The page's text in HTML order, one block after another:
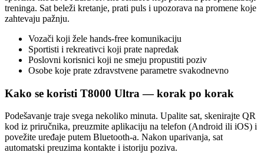
treninga. Sat beleži kretanje, prati puls i upozorava na promene koje
zahtevaju pažnju.
Vozači koji žele hands-free komunikaciju
Sportisti i rekreativci koji prate napredak
Poslovni korisnici koji ne smeju propustiti poziv
Osobe koje prate zdravstvene parametre svakodnevno
Kako se koristi T8000 Ultra — korak po korak
Podešavanje traje svega nekoliko minuta. Upalite sat, skenirajte QR
kod iz priručnika, preuzmite aplikaciju na telefon (Android ili iOS) i
povežite uređaje putem Bluetooth-a. Nakon uparivanja, sat
automatski preuzima kontakte i istoriju poziva.